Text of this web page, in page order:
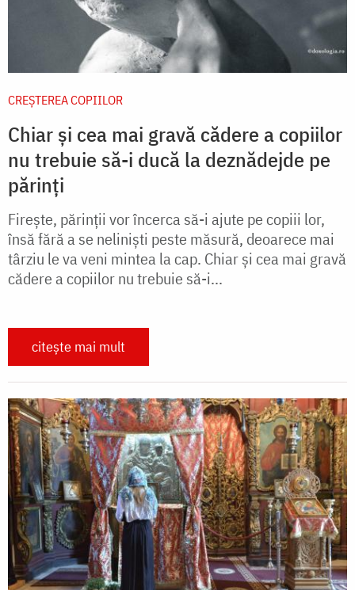
CREŞTEREA COPIILOR
Chiar și cea mai gravă cădere a copiilor
nu trebuie să-i ducă la deznădejde pe
părinți
Fireşte, părinţii vor încerca să-i ajute pe copiii lor,
însă fără a se nelinişti peste măsură, deoarece mai
târziu le va veni mintea la cap. Chiar şi cea mai gravă
cădere a copiilor nu trebuie să-i...
citește mai mult